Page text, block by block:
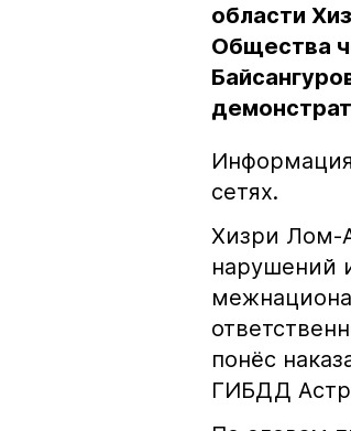
области
Общества
сетях.
Хизри Лом-
нарушений
понёс
ГИБДД